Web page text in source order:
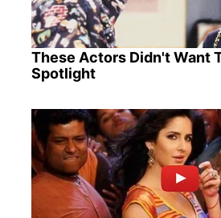
These Actors Didn't Want
Spotlight